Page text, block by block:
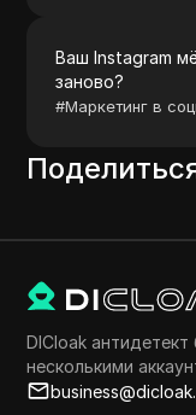
Ваш Instagram
заново?
#Маркетинг в
DICloak
несколькими